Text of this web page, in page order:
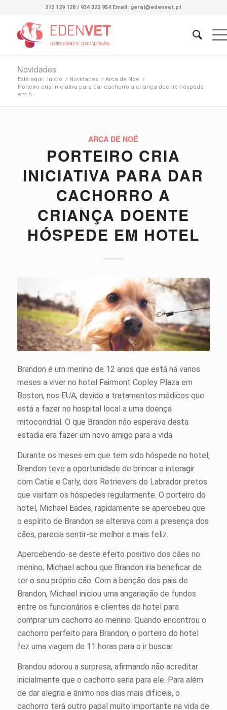
212 129 128 / 934 323 954 Email: geral@edenvet.pt
Novidades
Está aqui: Início / Novidades / Arca de Noé /
Porteiro cria iniciativa para dar cachorro a criança doente hóspede
em h...
ARCA DE NOÉ
PORTEIRO CRIA
INICIATIVA PARA DAR
CACHORRO A
CRIANÇA DOENTE
HÓSPEDE EM HOTEL
Brandon é um menino de 12 anos que está há varios
meses a viver no hotel Fairmont Copley Plaza em
Boston, nos EUA, devido a tratamentos médicos que
está a fazer no hospital local a uma doença
mitocondrial. O que Brandon não esperava desta
estadia era fazer um novo amigo para a vida.
Durante os meses em que tem sido hóspede no hotel,
Brandon teve a oportunidade de brincar e interagir
com Catie e Carly, dois Retrievers do Labrador pretos
que visitam os hóspedes regularmente. O porteiro do
hotel, Michael Eades, rapidamente se apercebeu que
o espírito de Brandon se alterava com a presença dos
cães, parecia sentir-se melhor e mais feliz.
Apercebendo-se deste efeito positivo dos cães no
menino, Michael achou que Brandon iria beneficar de
ter o seu próprio cão. Com a benção dos pais de
Brandon, Michael iniciou uma angariação de fundos
entre os funcionários e clientes do hotel para
comprar um cachorro ao menino. Quando encontrou o
cachorro perfeito para Brandon, o porteiro do hotel
fez uma viagem de 11 horas para o ir buscar.
Brandou adorou a surpresa, afirmando não acreditar
inicialmente que o cachorro seria para ele. Para além
de dar alegria e ânimo nos dias mais difíceis, o
cachorro terá outro papal muito importante na vida de